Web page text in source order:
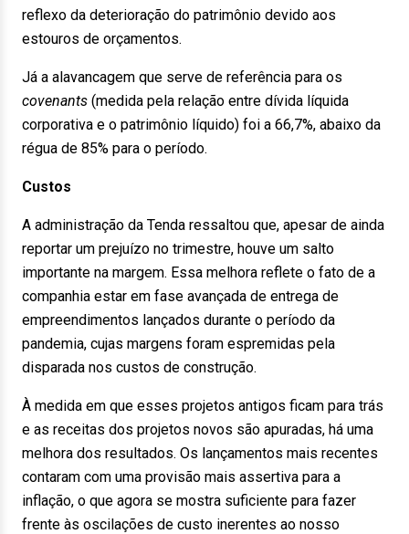
reflexo da deterioração do patrimônio devido aos
estouros de orçamentos.
Já a alavancagem que serve de referência para os
covenants (medida pela relação entre dívida líquida
corporativa e o patrimônio líquido) foi a 66,7%, abaixo da
régua de 85% para o período.
Custos
A administração da Tenda ressaltou que, apesar de ainda
reportar um prejuízo no trimestre, houve um salto
importante na margem. Essa melhora reflete o fato de a
companhia estar em fase avançada de entrega de
empreendimentos lançados durante o período da
pandemia, cujas margens foram espremidas pela
disparada nos custos de construção.
À medida em que esses projetos antigos ficam para trás
e as receitas dos projetos novos são apuradas, há uma
melhora dos resultados. Os lançamentos mais recentes
contaram com uma provisão mais assertiva para a
inflação, o que agora se mostra suficiente para fazer
frente às oscilações de custo inerentes ao nosso